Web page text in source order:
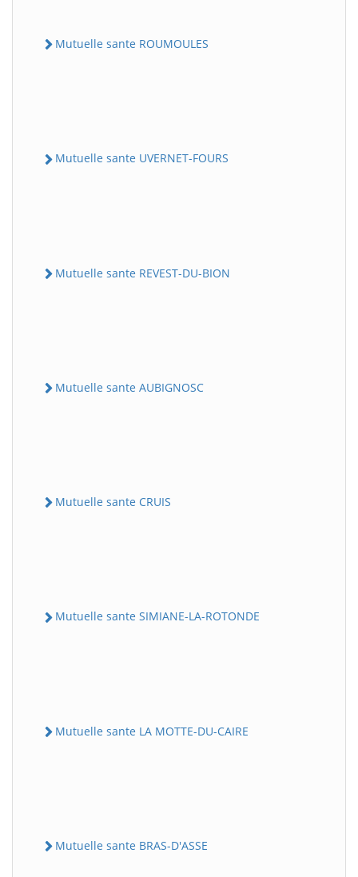
Mutuelle sante ROUMOULES
Mutuelle sante UVERNET-FOURS
Mutuelle sante REVEST-DU-BION
Mutuelle sante AUBIGNOSC
Mutuelle sante CRUIS
Mutuelle sante SIMIANE-LA-ROTONDE
Mutuelle sante LA MOTTE-DU-CAIRE
Mutuelle sante BRAS-D'ASSE